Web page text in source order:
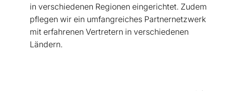
in verschiedenen Regionen eingerichtet. Zudem
pflegen wir ein umfangreiches Partnernetzwerk
mit erfahrenen Vertretern in verschiedenen
Ländern.